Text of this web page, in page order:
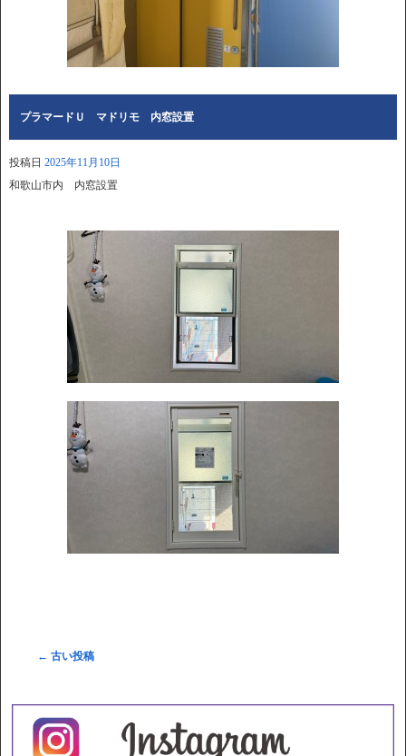
プラマードＵ マドリモ 内窓設置
投稿日 2025年11月10日
和歌山市内 内窓設置
← 古い投稿